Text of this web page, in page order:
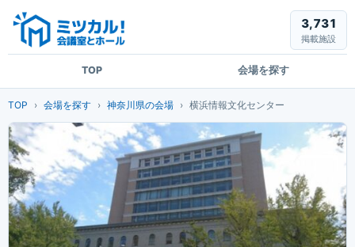
TOP 会場を探す
3,731
掲載施設
TOP 会場を探す 神奈川県の会場 横浜情報文化センター